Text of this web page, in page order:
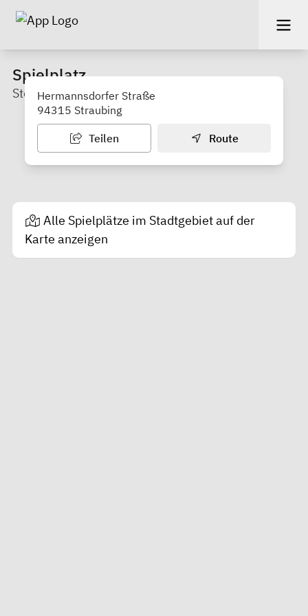
Spielplatz
Stegmüllerfeld
Hermannsdorfer Straße
94315 Straubing
Teilen Route
Alle Spielplätze im Stadtgebiet auf der
Karte anzeigen